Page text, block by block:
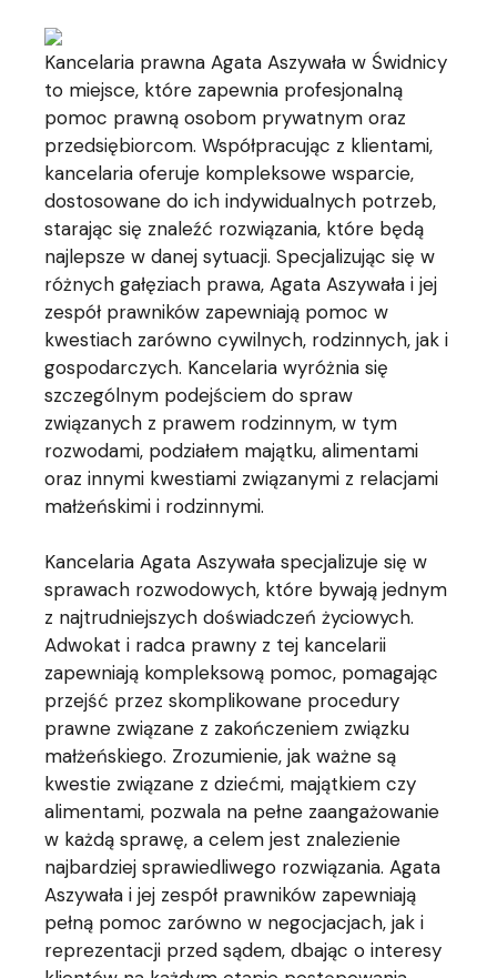
Kancelaria prawna Agata Aszywała w Świdnicy
to miejsce, które zapewnia profesjonalną
pomoc prawną osobom prywatnym oraz
przedsiębiorcom. Współpracując z klientami,
kancelaria oferuje kompleksowe wsparcie,
dostosowane do ich indywidualnych potrzeb,
starając się znaleźć rozwiązania, które będą
najlepsze w danej sytuacji. Specjalizując się w
różnych gałęziach prawa, Agata Aszywała i jej
zespół prawników zapewniają pomoc w
kwestiach zarówno cywilnych, rodzinnych, jak i
gospodarczych. Kancelaria wyróżnia się
szczególnym podejściem do spraw
związanych z prawem rodzinnym, w tym
rozwodami, podziałem majątku, alimentami
oraz innymi kwestiami związanymi z relacjami
małżeńskimi i rodzinnymi.
Kancelaria Agata Aszywała specjalizuje się w
sprawach rozwodowych, które bywają jednym
z najtrudniejszych doświadczeń życiowych.
Adwokat i radca prawny z tej kancelarii
zapewniają kompleksową pomoc, pomagając
przejść przez skomplikowane procedury
prawne związane z zakończeniem związku
małżeńskiego. Zrozumienie, jak ważne są
kwestie związane z dziećmi, majątkiem czy
alimentami, pozwala na pełne zaangażowanie
w każdą sprawę, a celem jest znalezienie
najbardziej sprawiedliwego rozwiązania. Agata
Aszywała i jej zespół prawników zapewniają
pełną pomoc zarówno w negocjacjach, jak i
reprezentacji przed sądem, dbając o interesy